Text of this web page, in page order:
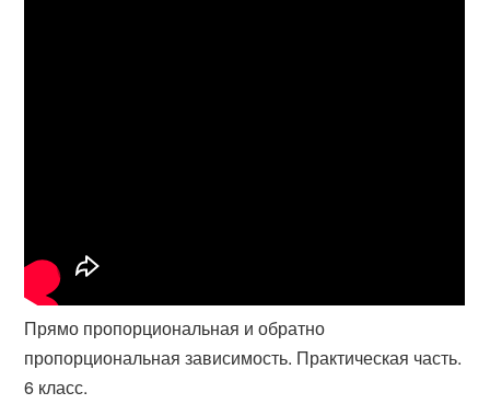
Прямо пропорциональная и обратно
пропорциональная зависимость. Практическая часть.
6 класс.